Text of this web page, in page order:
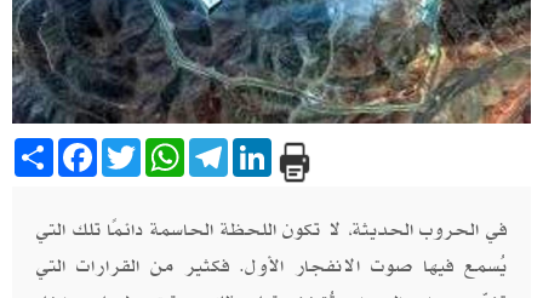
Share Facebook
TwitterWhatsAppTelegramLinkedIn
في الحروب الحديثة، لا تكون اللحظة الحاسمة دائمًا تلك التي
يُسمع فيها صوت الانفجار الأول. فكثير من القرارات التي